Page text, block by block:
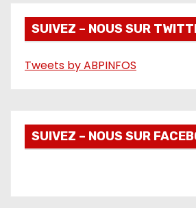
o
SUIVEZ – NOUS SUR
Tweets by ABPINFOS
SUIVEZ – NOUS SUR